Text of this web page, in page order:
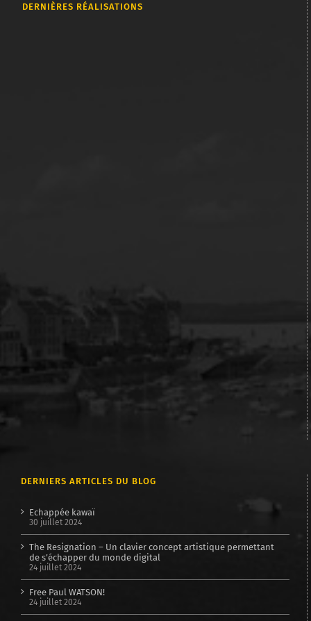
DERNIÈRES RÉALISATIONS
DERNIERS ARTICLES DU BLOG
Echappée kawaï
30 juillet 2024
The Resignation – Un clavier concept artistique permettant
de s’échapper du monde digital
24 juillet 2024
Free Paul WATSON!
24 juillet 2024